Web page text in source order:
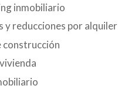
inmobiliario
y reducciones por alquiler
construcción